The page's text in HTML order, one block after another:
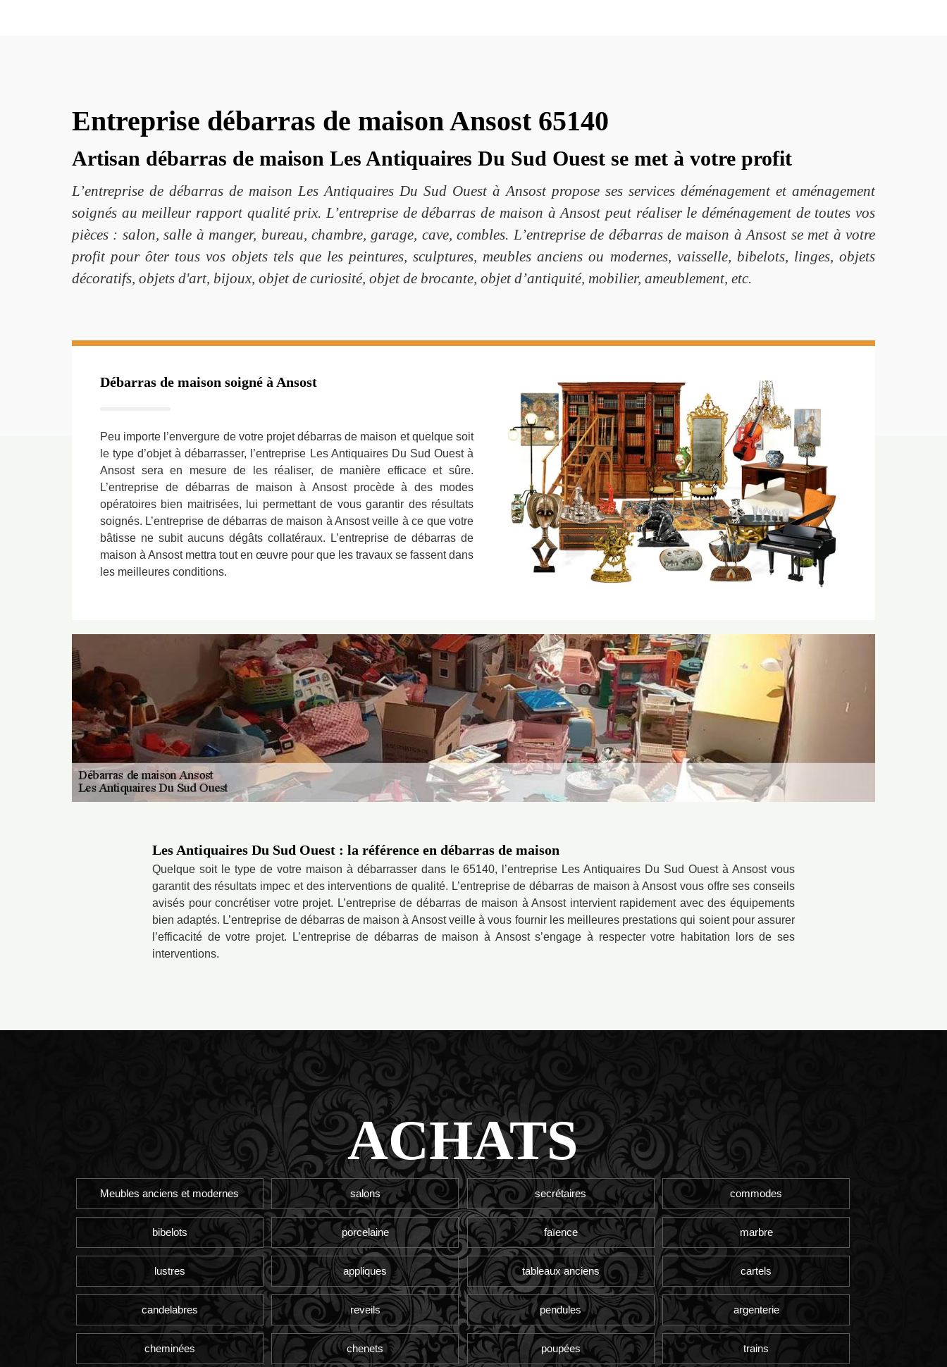
Entreprise débarras de maison Ansost 65140
Artisan débarras de maison Les Antiquaires Du Sud Ouest se met à votre profit
L’entreprise de débarras de maison Les Antiquaires Du Sud Ouest à Ansost propose ses services déménagement et aménagement
soignés au meilleur rapport qualité prix. L’entreprise de débarras de maison à Ansost peut réaliser le déménagement de toutes vos
pièces : salon, salle à manger, bureau, chambre, garage, cave, combles. L’entreprise de débarras de maison à Ansost se met à votre
profit pour ôter tous vos objets tels que les peintures, sculptures, meubles anciens ou modernes, vaisselle, bibelots, linges, objets
décoratifs, objets d'art, bijoux, objet de curiosité, objet de brocante, objet d’antiquité, mobilier, ameublement, etc.
Débarras de maison soigné à Ansost
Peu importe l’envergure de votre projet débarras de maison et quelque soit
le type d’objet à débarrasser, l’entreprise Les Antiquaires Du Sud Ouest à
Ansost sera en mesure de les réaliser, de manière efficace et sûre.
L’entreprise de débarras de maison à Ansost procède à des modes
opératoires bien maitrisées, lui permettant de vous garantir des résultats
soignés. L’entreprise de débarras de maison à Ansost veille à ce que votre
bâtisse ne subit aucuns dégâts collatéraux. L’entreprise de débarras de
maison à Ansost mettra tout en œuvre pour que les travaux se fassent dans
les meilleures conditions.
Les Antiquaires Du Sud Ouest : la référence en débarras de maison
Quelque soit le type de votre maison à débarrasser dans le 65140, l’entreprise Les Antiquaires Du Sud Ouest à Ansost vous
garantit des résultats impec et des interventions de qualité. L’entreprise de débarras de maison à Ansost vous offre ses conseils
avisés pour concrétiser votre projet. L’entreprise de débarras de maison à Ansost intervient rapidement avec des équipements
bien adaptés. L’entreprise de débarras de maison à Ansost veille à vous fournir les meilleures prestations qui soient pour assurer
l’efficacité de votre projet. L’entreprise de débarras de maison à Ansost s’engage à respecter votre habitation lors de ses
interventions.
ACHATS
Meubles anciens et modernes salons secrétaires commodes
bibelots porcelaine faïence marbre
lustres appliques tableaux anciens cartels
candelabres reveils pendules argenterie
cheminées chenets poupées trains